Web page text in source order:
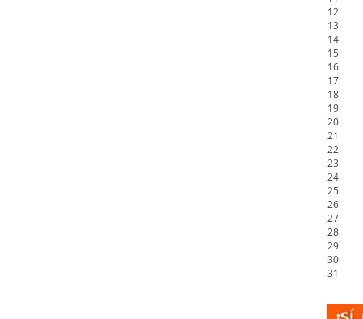
12
13
14
15
16
17
18
19
20
21
22
23
24
25
26
27
28
29
30
31